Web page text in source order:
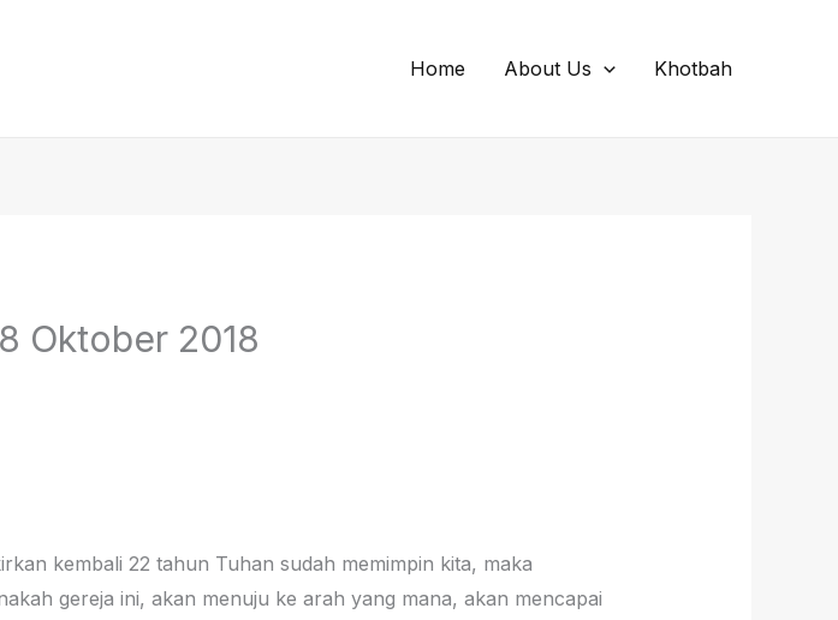
Home About Us Khotbah
Oktober 2018
kembali 22 tahun Tuhan sudah memimpin kita, maka
gereja ini, akan menuju ke arah yang mana, akan mencapai